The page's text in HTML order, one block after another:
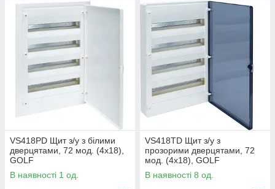
VS418PD Щит з/у з білими
дверцятами, 72 мод. (4х18),
GOLF
В наявності 1 од.
VS418TD Щит з/у з
прозорими дверцятами, 72
мод. (4х18), GOLF
В наявності 8 од.